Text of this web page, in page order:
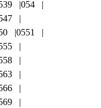
054
0551